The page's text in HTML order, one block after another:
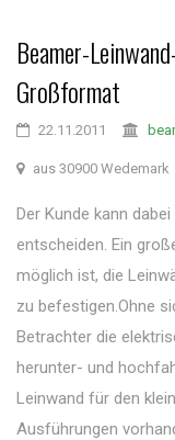
Beamer-
Großformat
22.11.2011
aus 30900 Wedemark
Der Kunde kann
entscheiden. Ein
möglich ist, die
zu befestigen.Ohne
Betrachter die
herunter- und
Leinwand für den
Ausführungen